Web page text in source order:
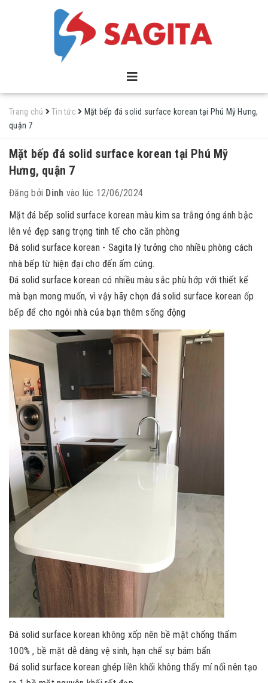
Trang chủ Tin tức
Mặt bếp đá solid surface korean tại Phú Mỹ Hưng,
quận 7
Mặt bếp đá solid surface korean tại Phú Mỹ
Hưng, quận 7
Đăng bởi Dinh vào lúc 12/06/2024
Mặt đá bếp solid surface korean màu kim sa trắng óng ánh bậc
lên vẻ đẹp sang trọng tinh tế cho căn phòng
Đá solid surface korean - Sagita lý tưởng cho nhiều phòng cách
nhà bếp từ hiện đại cho đến ấm cúng.
Đá solid surface korean có nhiều màu sắc phù hớp với thiết kế
mà bạn mong muốn, vì vậy hãy chọn đá solid surface korean ốp
bếp để cho ngôi nhà của bạn thêm sống động
Đá solid surface korean không xốp nên bề mặt chống thấm
100% , bề mặt dễ dàng vệ sinh, hạn chế sự bám bẩn
Đá solid surface korean ghép liền khối không thấy mí nối nên tạo